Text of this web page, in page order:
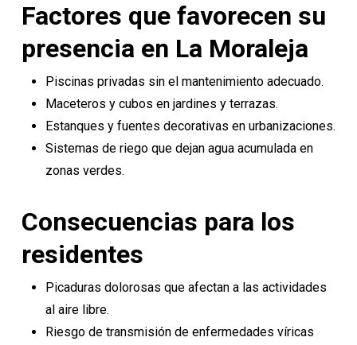
Factores que favorecen su
presencia en La Moraleja
Piscinas privadas sin el mantenimiento adecuado.
Maceteros y cubos en jardines y terrazas.
Estanques y fuentes decorativas en urbanizaciones.
Sistemas de riego que dejan agua acumulada en
zonas verdes.
Consecuencias para los
residentes
Picaduras dolorosas que afectan a las actividades
al aire libre.
Riesgo de transmisión de enfermedades víricas